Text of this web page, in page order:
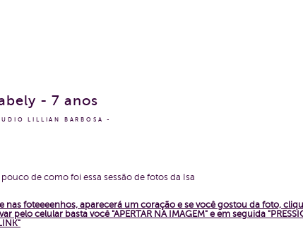
LILLIAN BARBOSA
- 7 anos
de como foi essa sessão de fotos da Isa
nas foteeeenhos, aparecerá um coração e se você gostou da foto,
pelo celular basta você "APERTAR NA IMAGEM" e em seguida